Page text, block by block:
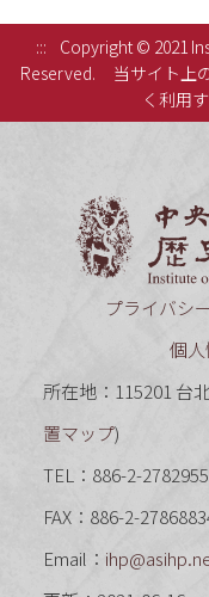
:::
Copyright © 2021
Reserved.
当サイト上
く利用
プライバシ
個
所在地：115201 台
置マップ)
TEL：886-2-
FAX：886-2-
Email：